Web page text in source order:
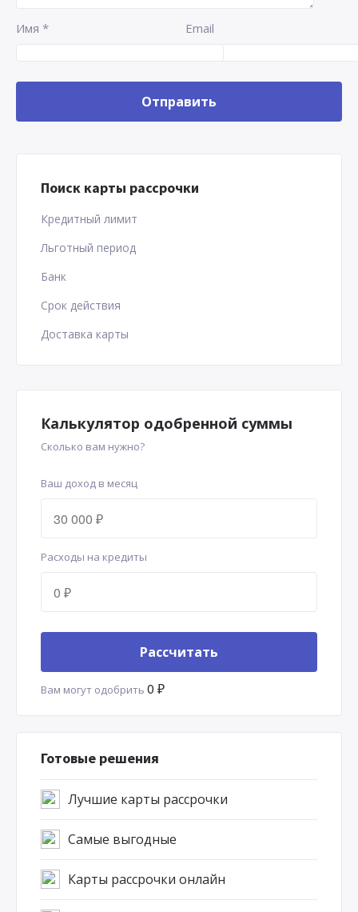
Имя * Email
Поиск карты рассрочки
Кредитный лимит
Льготный период
Банк
Срок действия
Доставка карты
Калькулятор одобренной суммы
Сколько вам нужно?
Ваш доход в месяц
Расходы на кредиты
Рассчитать
Вам могут одобрить 0 ₽
Готовые решения
Лучшие карты рассрочки
Самые выгодные
Карты рассрочки онлайн